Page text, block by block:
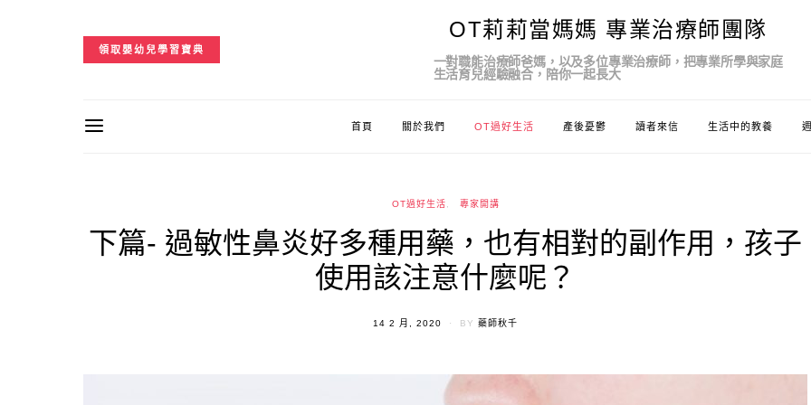
領取嬰幼兒學習寶典
OT莉莉當媽媽 專業治療師團隊
一對職能治療師爸媽，以及多位專業治療師，把專業所學與家庭
生活育兒經驗融合，陪你一起長大
首頁 關於我們 OT過好生活 產後憂鬱 讀者來信 生活中的教養
OT過好生活 專家開講
下篇- 過敏性鼻炎好多種用藥，也有相對的副作用，孩子
使用該注意什麼呢？
POSTED
14 2 月, 2020 BY 藥師秋千